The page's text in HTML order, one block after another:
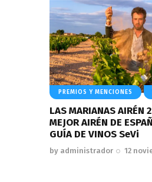
PREMIOS Y MENCIONES
LAS MARIANAS AIRÉN
MEJOR AIRÉN DE
GUÍA DE VINOS SeVi
by administrador 12